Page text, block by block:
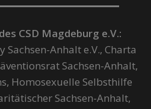
CSD Magdeburg e.V.:
Anhalt e.V., Charta
Sachsen-Anhalt,
Homosexuelle Selbsthilfe
Sachsen-Anhalt,